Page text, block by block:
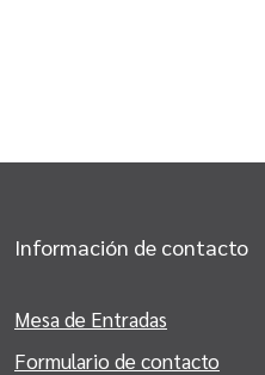
Información de contacto
Mesa de Entradas
Formulario de contacto